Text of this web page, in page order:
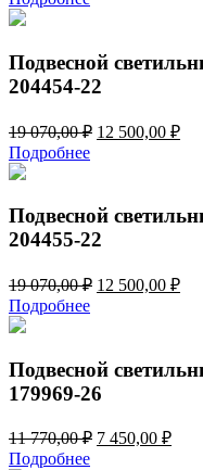
составляла
500,00 ₽.
Подвесной
204454-22
19 070,00₽
070,00 ₽.
12 500,00 ₽
Подробнее
Подвесной
204455-22
19 070,00₽
070,00 ₽.
12 500,00 ₽
Подробнее
Подвесной
179969-26
11 770,00₽ 7 450,00 ₽
Подробнее